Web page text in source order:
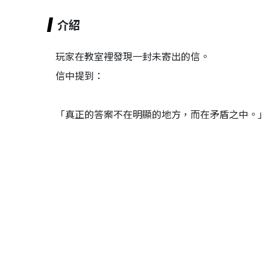
介紹
玩家在教室裡發現一封未寄出的信。
信中提到：
「真正的答案不在明顯的地方，而在矛盾之中。」